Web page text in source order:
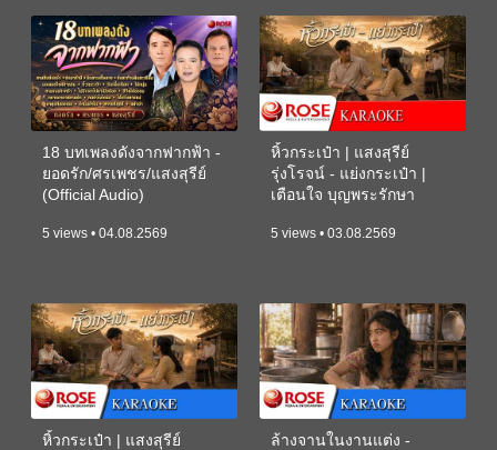
18 บทเพลงดังจากฟากฟ้า -
ยอดรัก/ศรเพชร/แสงสุรีย์
(Official Audio)
5 views • 04.08.2569
หิ้วกระเป๋า | แสงสุรีย์
รุ่งโรจน์ - แย่งกระเป๋า |
เตือนใจ บุญพระรักษา
5 views • 03.08.2569
หิ้วกระเป๋า | แสงสุรีย์
ล้างจานในงานแต่ง -